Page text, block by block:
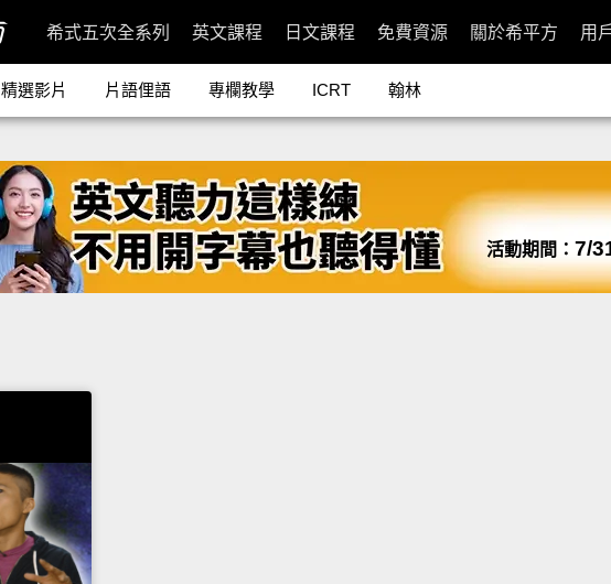
希式五次全系列 英文課程 日文課程 免費資源 關於希平方 用
精選影片 片語俚語 專欄教學 ICRT 翰林
活動期間： 7/